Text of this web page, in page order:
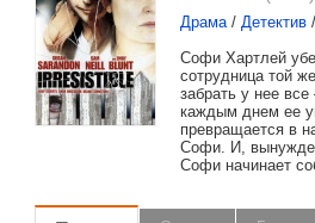
Драма/Детектив
Софи Хартлей
сотрудница той
забрать у нее
каждым днем ее
превращается в
Софи. И,
Софи начинает